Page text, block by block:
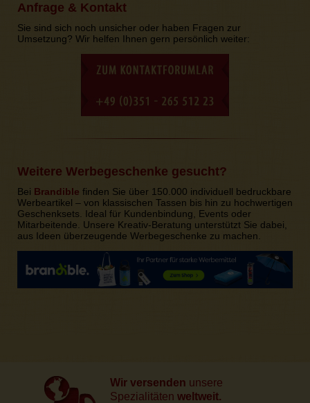
Anfrage & Kontakt
Sie sind sich noch unsicher oder haben Fragen zur
Umsetzung? Wir helfen Ihnen gern persönlich weiter:
Weitere Werbegeschenke gesucht?
Bei Brandible finden Sie über 150.000 individuell bedruckbare
Werbeartikel – von klassischen Tassen bis hin zu hochwertigen
Geschenksets. Ideal für Kundenbindung, Events oder
Mitarbeitende. Unsere Kreativ-Beratung unterstützt Sie dabei,
aus Ideen überzeugende Werbegeschenke zu machen.
Wir versenden unsere
Spezialitäten weltweit.